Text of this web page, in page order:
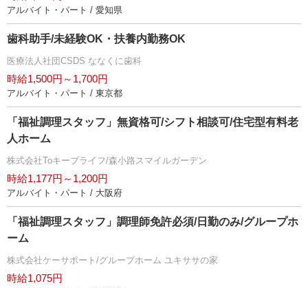
アルバイト・パート / 愛知県
歯科助手/未経験OK・扶養内勤務OK
医療法人社団CSDS ななくに歯科
時給1,500円～1,700円
アルバイト・パート / 東京都
「福祉調理スタッフ」無資格可/シフト相談可/住宅型有料老
人ホーム
株式会社Toキープライフ/森小路スマイルガーデン
時給1,177円～1,200円
アルバイト・パート / 大阪府
「福祉調理スタッフ」調理師免許必須/日勤のみ/グループホ
ーム
株式会社ケーサポート/グループホーム ユキササの家
時給1,075円